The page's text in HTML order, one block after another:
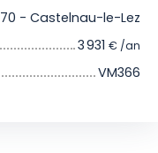
- Castelnau-le-Lez
3 931 € /an
VM366